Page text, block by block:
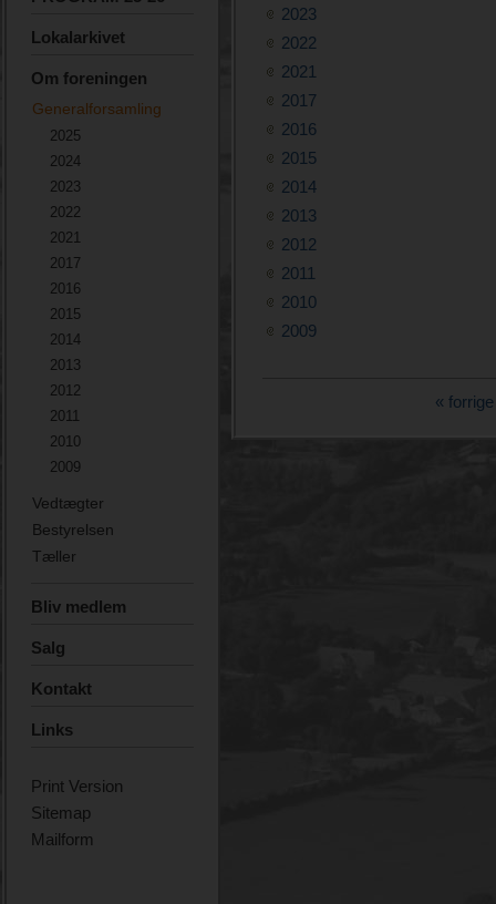
Lokalarkivet
Om foreningen
Generalforsamling
2025
2024
2023
2022
2021
2017
2016
2015
2014
2013
2012
2011
2010
2009
Vedtægter
Bestyrelsen
Tæller
Bliv medlem
Salg
Kontakt
Links
Print Version
Sitemap
Mailform
2023
2022
2021
2017
2016
2015
2014
2013
2012
2011
2010
2009
« forrige